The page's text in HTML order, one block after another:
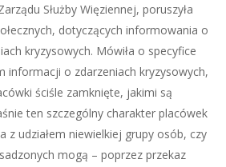
Służby Więziennej, poruszyła
dotyczących informowania o
kryzysowych. Mówiła o specyfice
informacji o zdarzeniach kryzysowych,
ściśle zamknięte, jakimi są
ten szczególny charakter placówek
z udziałem niewielkiej grupy osób, czy
mogą – poprzez przekaz